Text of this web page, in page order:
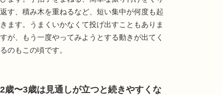
返す、積み木を重ねるなど、短い集中が何度も起
きます。うまくいかなくて投げ出すこともありま
すが、もう一度やってみようとする動きが出てく
るのもこの頃です。
2歳〜3歳は見通しが立つと続きやすくな